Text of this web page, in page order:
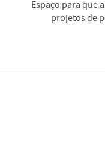
Espaço para que
projetos de